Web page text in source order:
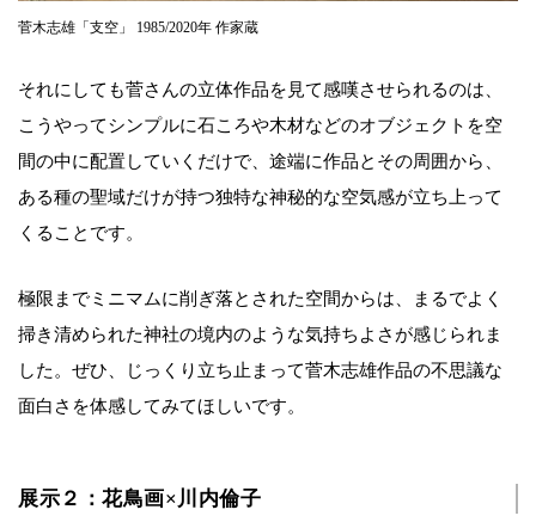
菅木志雄「支空」 1985/2020年 作家蔵
それにしても菅さんの立体作品を見て感嘆させられるのは、
こうやってシンプルに石ころや木材などのオブジェクトを空
間の中に配置していくだけで、途端に作品とその周囲から、
ある種の聖域だけが持つ独特な神秘的な空気感が立ち上って
くることです。
極限までミニマムに削ぎ落とされた空間からは、まるでよく
掃き清められた神社の境内のような気持ちよさが感じられま
した。ぜひ、じっくり立ち止まって菅木志雄作品の不思議な
面白さを体感してみてほしいです。
展示２：花鳥画×川内倫子